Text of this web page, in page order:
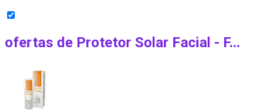
ofertas de Protetor Solar Facial - F...